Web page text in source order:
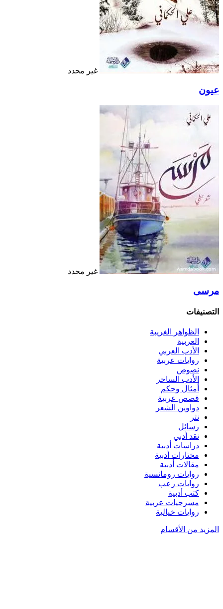
غير محدد
عيون
غير محدد
مرسى
التصنيفات
الظواهر الغريبة‏
العربية
الأدب العربي
روايات عربية
نصوص
الأدب الساخر
أمثال وحكم
قصص عربية
دواوين الشعر
نثر
رسائل
نقد أدبي
دراسات أدبية
مختارات أدبية
مقالات أدبية
روايات رومانسية
روايات رعب
كتب أدبية
مسرحيات عربية
روايات خيالية
المزيد من الأقسام